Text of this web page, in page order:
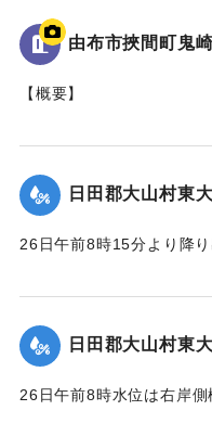
「T.P115.99m」と記され
由布市挾間町鬼
【概要】
た石碑。
これは、昭和28年6月梅
害を伝える石碑である。
【碑文の要約】
とで、約6ha（東京ドーム
家屋など複数戸が流出、
発生した。
日田郡大山村東
26日午前8時15分より降
め、瞬時にして全橋体橋
で破壊流失せしめた。橋
向け、半分砂に埋れてお
尚右岸橋台は河の中に約
日田郡大山村東
26日午前8時水位は右岸